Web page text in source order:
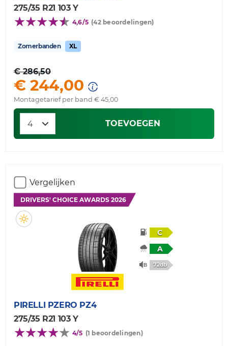
275/35 R21 103 Y
4,6/5 (42 beoordelingen)
Zomerbanden XL
€ 286,50
€ 244,00
Montagetarief per band € 45,00
TOEVOEGEN
Vergelijken
DRIVERS' CHOICE AWARDS 2026
C
A
72db
PIRELLI PZERO PZ4
275/35 R21 103 Y
4/5 (1 beoordelingen)